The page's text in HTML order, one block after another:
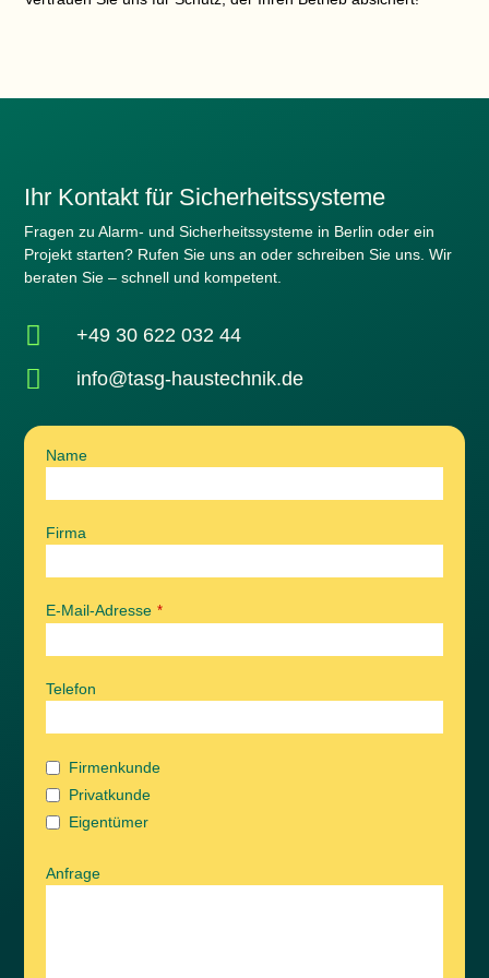
Ihr Kontakt für Sicherheitssysteme
Fragen zu Alarm- und Sicherheitssysteme in Berlin oder ein
Projekt starten? Rufen Sie uns an oder schreiben Sie uns. Wir
beraten Sie – schnell und kompetent.
 +49 30 622 032 44
 info@tasg-haustechnik.de
Name
Firma
E-Mail-Adresse *
Telefon
Firmenkunde
Privatkunde
Eigentümer
Anfrage